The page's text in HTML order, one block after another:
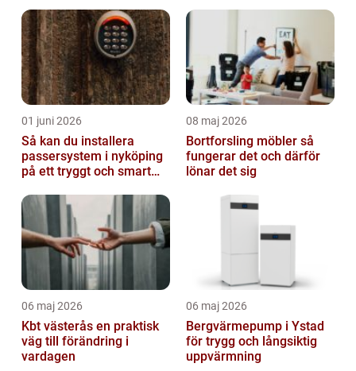
01 juni 2026
Så kan du installera
passersystem i nyköping
på ett tryggt och smart
08 maj 2026
Bortforsling möbler så
fungerar det och därför
lönar det sig
06 maj 2026
Kbt västerås en praktisk
väg till förändring i
vardagen
06 maj 2026
Bergvärmepump i Ystad
för trygg och långsiktig
uppvärmning